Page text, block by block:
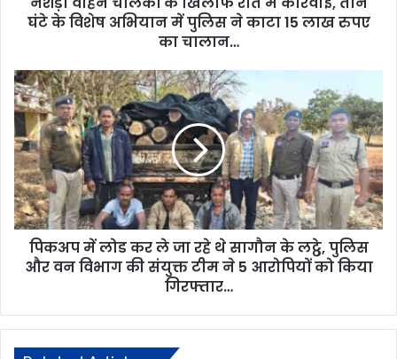
घंटे के विशेष अभियान में पुलिस ने काटा 15 लाख रुपए
का चालान…
पिकअप में लोड कर ले जा रहे थे सागौन के लट्ठे, पुलिस
और वन विभाग की संयुक्त टीम ने 5 आरोपियों को किया
गिरफ्तार…